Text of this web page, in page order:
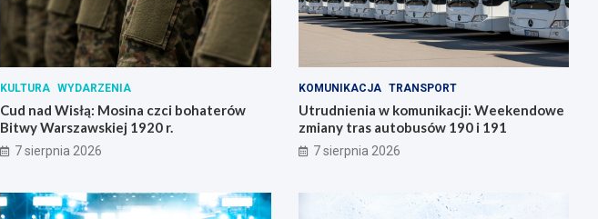
KULTURA WYDARZENIA
Cud nad Wisłą: Mosina czci bohaterów
Bitwy Warszawskiej 1920 r.
7 sierpnia 2026
KOMUNIKACJA TRANSPORT
Utrudnienia w komunikacji: Weekendowe
zmiany tras autobusów 190 i 191
7 sierpnia 2026